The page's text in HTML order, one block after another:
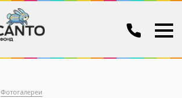
Фотогалереи